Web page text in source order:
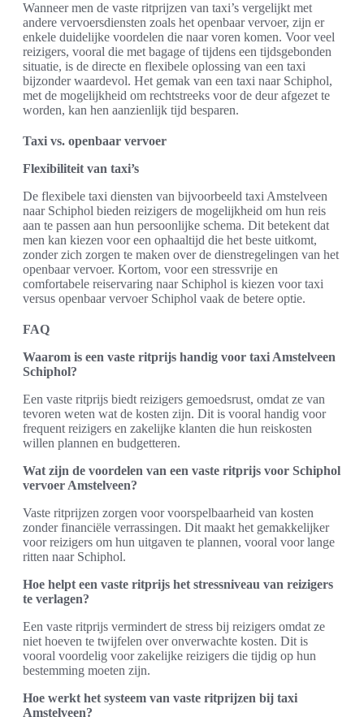
Wanneer men de vaste ritprijzen van taxi’s vergelijkt met
andere vervoersdiensten zoals het openbaar vervoer, zijn er
enkele duidelijke voordelen die naar voren komen. Voor veel
reizigers, vooral die met bagage of tijdens een tijdsgebonden
situatie, is de directe en flexibele oplossing van een taxi
bijzonder waardevol. Het gemak van een taxi naar Schiphol,
met de mogelijkheid om rechtstreeks voor de deur afgezet te
worden, kan hen aanzienlijk tijd besparen.
Taxi vs. openbaar vervoer
Flexibiliteit van taxi’s
De flexibele taxi diensten van bijvoorbeeld taxi Amstelveen
naar Schiphol bieden reizigers de mogelijkheid om hun reis
aan te passen aan hun persoonlijke schema. Dit betekent dat
men kan kiezen voor een ophaaltijd die het beste uitkomt,
zonder zich zorgen te maken over de dienstregelingen van het
openbaar vervoer. Kortom, voor een stressvrije en
comfortabele reiservaring naar Schiphol is kiezen voor taxi
versus openbaar vervoer Schiphol vaak de betere optie.
FAQ
Waarom is een vaste ritprijs handig voor taxi Amstelveen
Schiphol?
Een vaste ritprijs biedt reizigers gemoedsrust, omdat ze van
tevoren weten wat de kosten zijn. Dit is vooral handig voor
frequent reizigers en zakelijke klanten die hun reiskosten
willen plannen en budgetteren.
Wat zijn de voordelen van een vaste ritprijs voor Schiphol
vervoer Amstelveen?
Vaste ritprijzen zorgen voor voorspelbaarheid van kosten
zonder financiële verrassingen. Dit maakt het gemakkelijker
voor reizigers om hun uitgaven te plannen, vooral voor lange
ritten naar Schiphol.
Hoe helpt een vaste ritprijs het stressniveau van reizigers
te verlagen?
Een vaste ritprijs vermindert de stress bij reizigers omdat ze
niet hoeven te twijfelen over onverwachte kosten. Dit is
vooral voordelig voor zakelijke reizigers die tijdig op hun
bestemming moeten zijn.
Hoe werkt het systeem van vaste ritprijzen bij taxi
Amstelveen?